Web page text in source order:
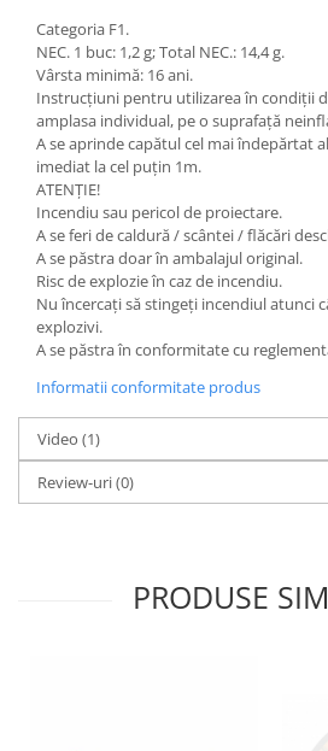
Categoria F1.
NEC. 1 buc: 1,2 g; Total NEC.: 14,4 g.
Vârsta minimă: 16 ani.
Instrucțiuni pentru utilizarea în condiții
amplasa individual, pe o suprafață
A se aprinde capătul cel mai îndepărtat
imediat la cel puțin 1m.
ATENȚIE!
Incendiu sau pericol de proiectare.
A se feri de caldură / scântei / flăcări
A se păstra doar în ambalajul original.
Risc de explozie în caz de incendiu.
Nu încercați să stingeți incendiul atunci
explozivi.
A se păstra în conformitate cu
Informatii conformitate produs
Video (1)
Review-uri(0)
PRODUSE